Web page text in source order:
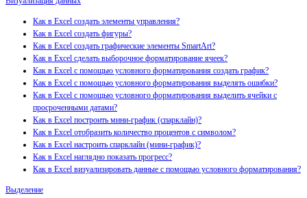
Как в Excel создать элементы управления?
Как в Excel создать фигуры?
Как в Excel создать графические элементы SmartArt?
Как в Excel сделать выборочное форматирование ячеек?
Как в Excel с помощью условного форматирования создать график?
Как в Excel с помощью условного форматирования выделять ошибки?
Как в Excel с помощью условного форматирования выделить ячейки с
просроченными датами?
Как в Excel построить мини-график (спарклайн)?
Как в Excel отобразить количество процентов с символом?
Как в Excel настроить спарклайн (мини-график)?
Как в Excel наглядно показать прогресс?
Как в Excel визуализировать данные с помощью условного форматирования?
Выделение